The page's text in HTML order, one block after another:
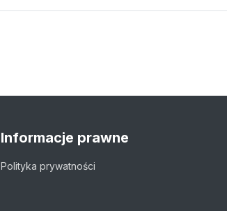
Informacje prawne
Polityka prywatności